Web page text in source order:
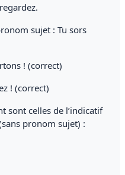
sujet : Tu sors
! (correct)
! (correct)
sont celles de l’indicatif
pronom sujet) :